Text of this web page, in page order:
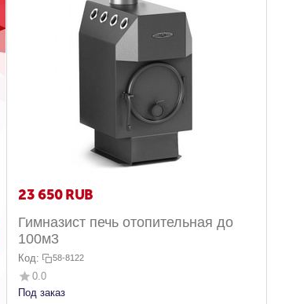
23 650 RUB
Гимназист печь отопительная до
100м3
Код: 58-8122
0.0
Под заказ